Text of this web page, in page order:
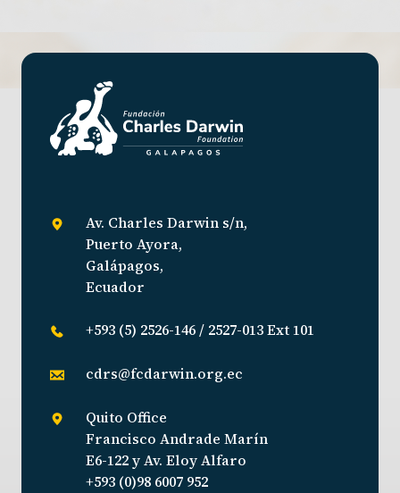
Av. Charles Darwin s/n,
Puerto Ayora,
Galápagos,
Ecuador
+593 (5) 2526-146 / 2527-013 Ext 101
cdrs@fcdarwin.org.ec
Quito Office
Francisco Andrade Marín
E6-122 y Av. Eloy Alfaro
+593 (0)98 6007 952